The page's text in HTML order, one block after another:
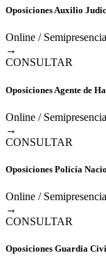
Oposiciones Auxilio
Online /
→
CONSULTAR
Oposiciones Agente de
Online /
→
CONSULTAR
Oposiciones Policía
Online /
→
CONSULTAR
Oposiciones Guardia